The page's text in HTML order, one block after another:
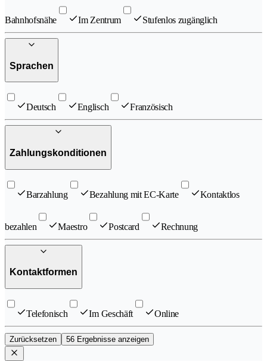
Bahnhofsnähe Im Zentrum Stufenlos zugänglich
Sprachen
Deutsch Englisch Französisch
Zahlungskonditionen
Barzahlung Bezahlung mit EC-Karte Kontaktlos
bezahlen Maestro Postcard Rechnung
Kontaktformen
Telefonisch Im Geschäft Online
Zurücksetzen 56 Ergebnisse anzeigen